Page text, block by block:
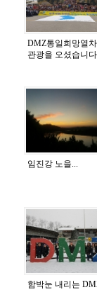
DMZ통일희망열
관광을 오셨습니
임진강 노을...
함박눈 내리는